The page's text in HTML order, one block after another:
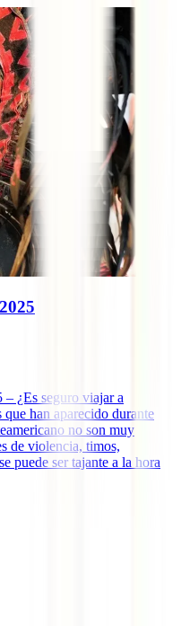
¿Es seguro viajar a
han aparecido durante
no son muy
de violencia, timos,
puede ser tajante a la hora